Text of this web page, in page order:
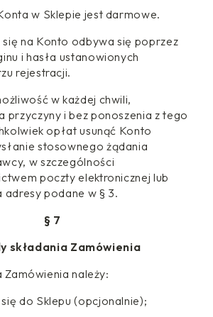
w Sklepie jest darmowe.
na Konto odbywa się poprzez
i hasła ustanowionych
rejestracji.
w każdej chwili,
przyczyny i bez ponoszenia z tego
opłat usunąć Konto
stosownego żądania
w szczególności
poczty elektronicznej lub
adresy podane w § 3.
§ 7
składania Zamówienia
Zamówienia należy:
do Sklepu (opcjonalnie);